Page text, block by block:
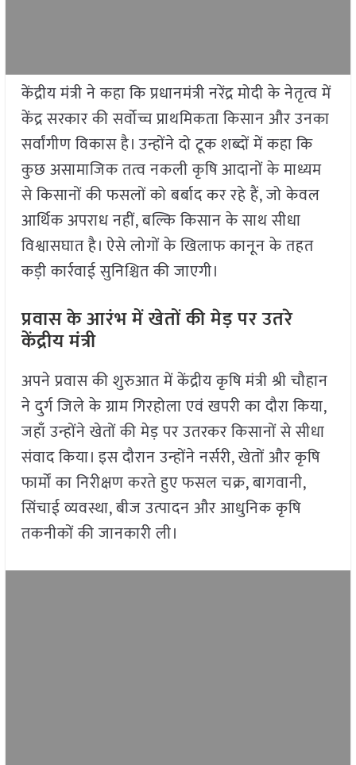
केंद्रीय मंत्री ने कहा कि प्रधानमंत्री नरेंद्र मोदी के नेतृत्व में
केंद्र सरकार की सर्वोच्च प्राथमिकता किसान और उनका
सर्वांगीण विकास है। उन्होंने दो टूक शब्दों में कहा कि
कुछ असामाजिक तत्व नकली कृषि आदानों के माध्यम
से किसानों की फसलों को बर्बाद कर रहे हैं, जो केवल
आर्थिक अपराध नहीं, बल्कि किसान के साथ सीधा
विश्वासघात है। ऐसे लोगों के खिलाफ कानून के तहत
कड़ी कार्रवाई सुनिश्चित की जाएगी।
प्रवास के आरंभ में खेतों की मेड़ पर उतरे
केंद्रीय मंत्री
अपने प्रवास की शुरुआत में केंद्रीय कृषि मंत्री श्री चौहान
ने दुर्ग जिले के ग्राम गिरहोला एवं खपरी का दौरा किया,
जहाँ उन्होंने खेतों की मेड़ पर उतरकर किसानों से सीधा
संवाद किया। इस दौरान उन्होंने नर्सरी, खेतों और कृषि
फार्मों का निरीक्षण करते हुए फसल चक्र, बागवानी,
सिंचाई व्यवस्था, बीज उत्पादन और आधुनिक कृषि
तकनीकों की जानकारी ली।